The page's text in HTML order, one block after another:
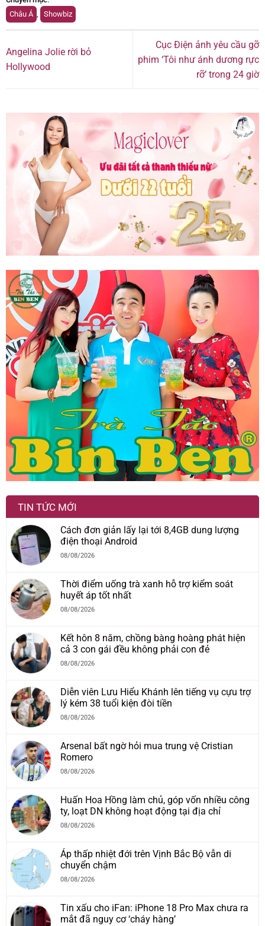
Châu Á , Showbiz
Angelina Jolie rời bỏ
Hollywood
Cục Điện ảnh yêu cầu gỡ
phim ‘Tôi như ánh dương rực
rỡ’ trong 24 giờ
TIN TỨC MỚI
Cách đơn giản lấy lại tới 8,4GB dung lượng
điện thoại Android
08/08/2026
Thời điểm uống trà xanh hỗ trợ kiểm soát
huyết áp tốt nhất
08/08/2026
Kết hôn 8 năm, chồng bàng hoàng phát hiện
cả 3 con gái đều không phải con đẻ
08/08/2026
Diễn viên Lưu Hiểu Khánh lên tiếng vụ cựu trợ
lý kém 38 tuổi kiện đòi tiền
08/08/2026
Arsenal bất ngờ hỏi mua trung vệ Cristian
Romero
08/08/2026
Huấn Hoa Hồng làm chủ, góp vốn nhiều công
ty, loạt DN không hoạt động tại địa chỉ
08/08/2026
Áp thấp nhiệt đới trên Vịnh Bắc Bộ vẫn di
chuyển chậm
08/08/2026
Tin xấu cho iFan: iPhone 18 Pro Max chưa ra
mắt đã nguy cơ ‘cháy hàng’